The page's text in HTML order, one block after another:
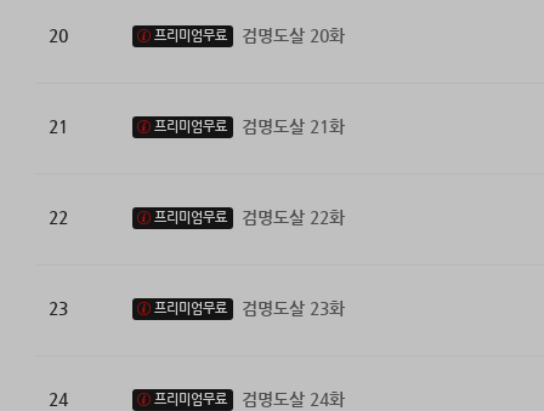
20 프리미엄무료 검명도살 20화
21 프리미엄무료 검명도살 21화
22 프리미엄무료 검명도살 22화
23 프리미엄무료 검명도살 23화
24 프리미엄무료 검명도살 24화